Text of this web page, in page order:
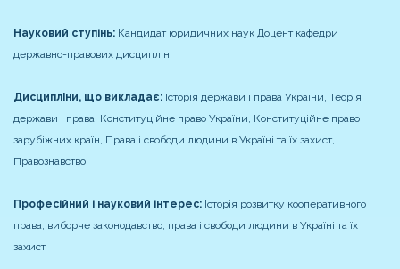
Науковий ступінь: Кандидат юридичних наук Доцент кафедри
державно-правових дисциплін
Дисципліни, що викладає: Історія держави і права України, Теорія
держави і права, Конституційне право України, Конституційне право
зарубіжних країн, Права і свободи людини в Україні та їх захист,
Правознавство
Професійний і науковий інтерес: Історія розвитку кооперативного
права; виборче законодавство; права і свободи людини в Україні та їх
захист